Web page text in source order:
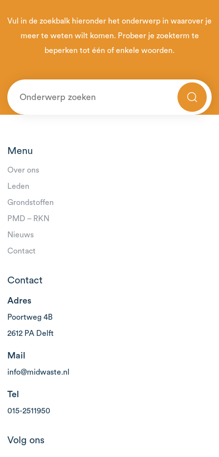
Vul in de zoekbalk hieronder het onderwerp in waarover je
meer te weten wilt komen. Probeer je zoekterm te
beperken tot één of enkele woorden.
Menu
Over ons
Leden
Grondstoffen
PMD – RKN
Nieuws
Contact
Contact
Adres
Poortweg 4B
2612 PA Delft
Mail
info@midwaste.nl
Tel
015-2511950
Volg ons